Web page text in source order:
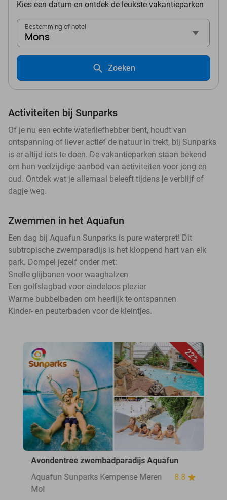
Kies een datum en ontdek de leukste vakantieparken
Bestemming of hotel
Mons
Zoeken
Activiteiten bij Sunparks
Of je nu een echte waterliefhebber bent, houdt van
ontspanning of liever actief de natuur in trekt, bij Sunparks
is er altijd iets te doen. De vakantieparken staan bekend
om hun veelzijdige aanbod van activiteiten voor jong en
oud. Ontdek wat je allemaal beleeft tijdens je verblijf of
dagje weg.
Zwemmen in het Aquafun
Een dag bij Aquafun Sunparks is pure waterpret! Dit
subtropische zwemparadijs is het kloppend hart van elk
park. Dompel jezelf onder met:
Snelle glijbanen voor waaghalzen
Een golfslagbad voor eindeloos plezier
Warme bubbelbaden om heerlijk te ontspannen
Kinder- en peuterbaden voor de kleintjes.
22%
Avondentree zwembadparadijs Aquafun
Aquafun Sunparks Kempense Meren
8.8
Mol